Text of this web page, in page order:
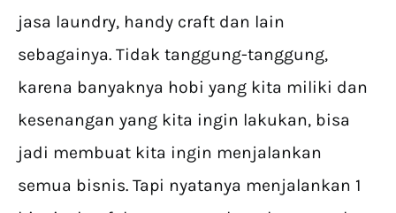
jasa laundry, handy craft dan lain
sebagainya. Tidak tanggung-tanggung,
karena banyaknya hobi yang kita miliki dan
kesenangan yang kita ingin lakukan, bisa
jadi membuat kita ingin menjalankan
semua bisnis. Tapi nyatanya menjalankan 1